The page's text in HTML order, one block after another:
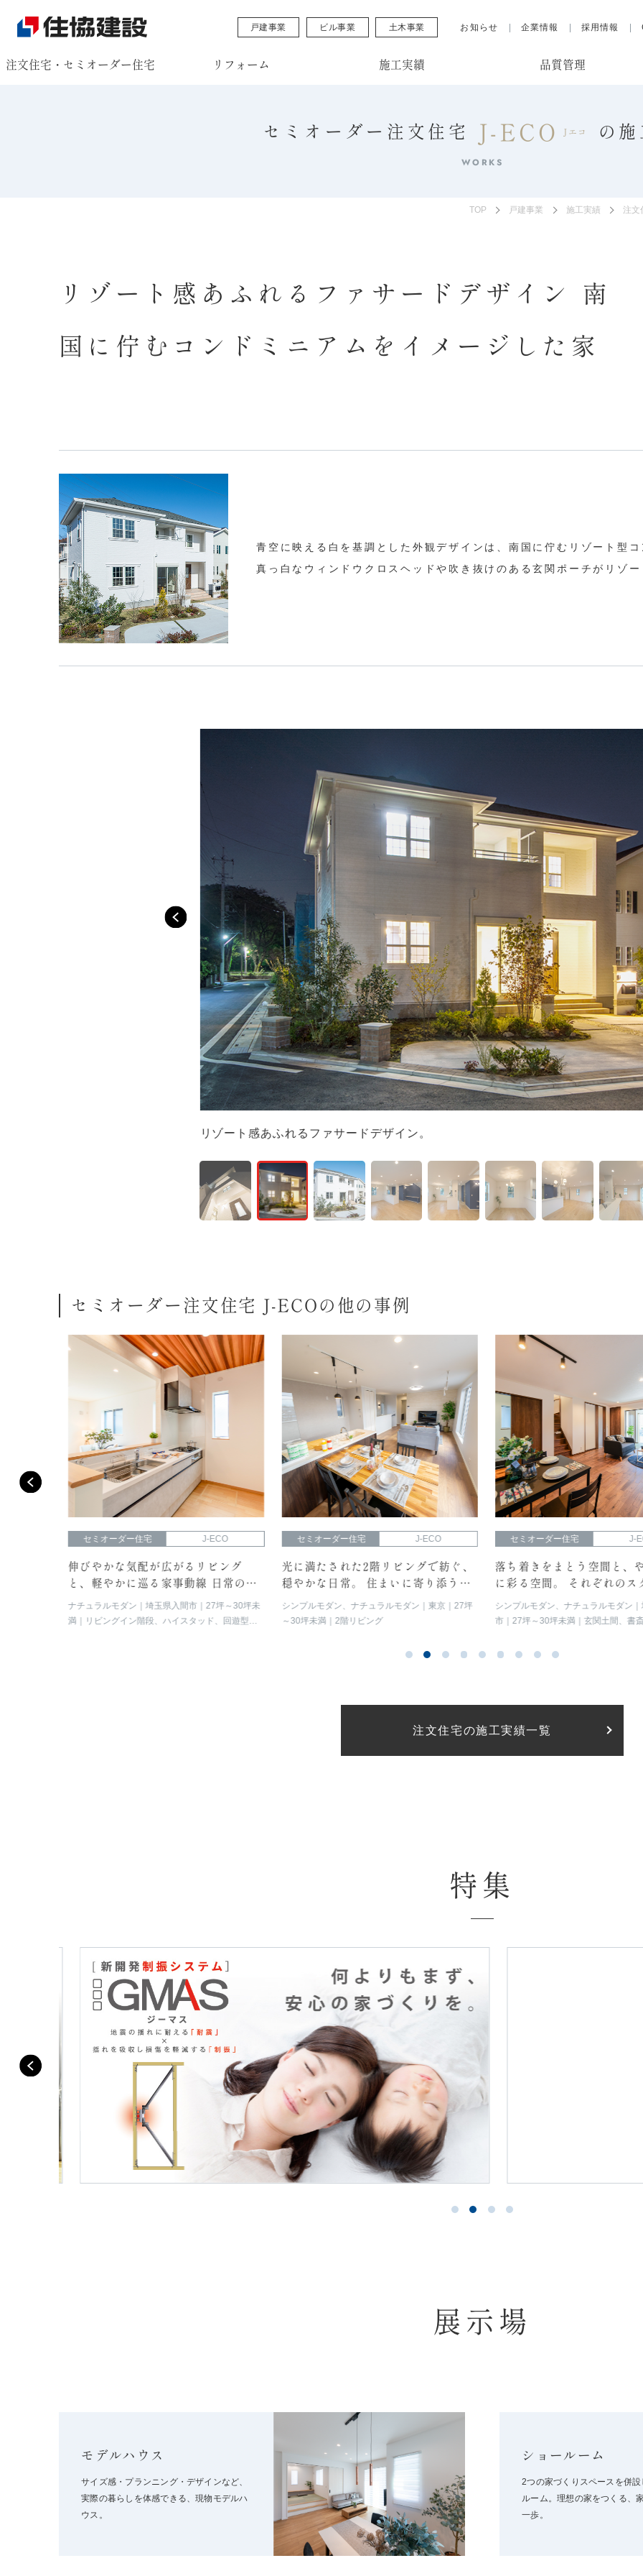
戸建事業 ビル事業 土木事業 お知らせ 企業情報 採用情報
注文住宅・セミオーダー住宅 リフォーム 施工実績 品質管理
セミオーダー注文住宅 J-ECO Jエコ の 施
WORKS
TOP 戸建事業 施工実績 注文
リゾート感あふれるファサードデザイン 南
国に佇むコンドミニアムをイメージした家
青空に映える白を基調とした外観デザインは、南国に佇むリゾート型コ
真っ白なウィンドウクロスヘッドや吹き抜けのある玄関ポーチがリゾー
リゾート感あふれるファサードデザイン。
セミオーダー注文住宅 J-ECOの他の事例
セミオーダー住宅 J-ECO
伸びやかな気配が広がるリビング
と、軽やかに巡る家事動線 日常のリ
ズムを整える、心地よい住まい。
ナチュラルモダン 埼玉県入間市
27坪～30坪未
リビングイン階段、ハイスタッド、回遊型動
セミオーダー住宅 J-ECO
光に満たされた2階リビングで紡ぐ、
穏やかな日常。 住まいに寄り添う心
地よさを感じられるお家
シンプルモダン、ナチュラルモダン 東京
27坪
～30坪未満
2階リビング
セミオーダー住宅 J-
落ち着きをまとう空間と、や
に彩る空間。 それぞれのス
暮らしを愉しむ2棟の住まい
シンプルモダン、ナチュラルモダン
埼
27坪～30坪未満
玄関土間、書斎
ミリースペース）
注文住宅の施工実績一覧
特集
展示場
モデルハウス
サイズ感・プランニング・デザインなど、
実際の暮らしを体感できる、現物モデルハ
ウス。
ショールーム
2つの家づくりスペースを併設
ルーム。理想の家をつくる、
一歩。